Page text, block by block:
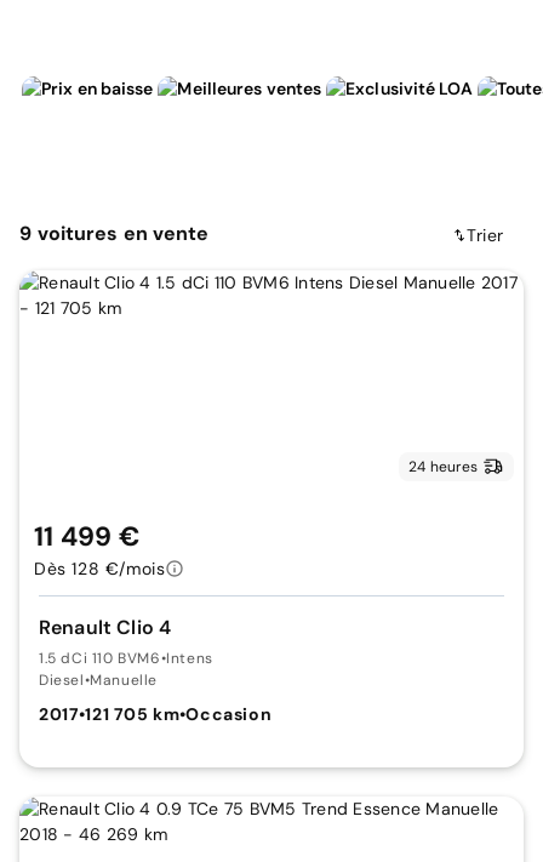
9 voitures en vente Trier
24 heures
Renault Clio 4
1.5 dCi 110 BVM6•Intens
Diesel•Manuelle
2017•121 705 km•Occasion
11 499 €
Dès 128 €/mois